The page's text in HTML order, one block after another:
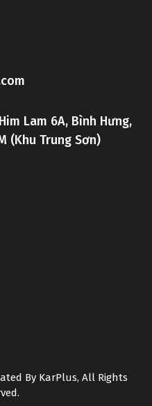
Lam 6A, Bình Hưng,
(Khu Trung Sơn)
By KarPlus, All Rights